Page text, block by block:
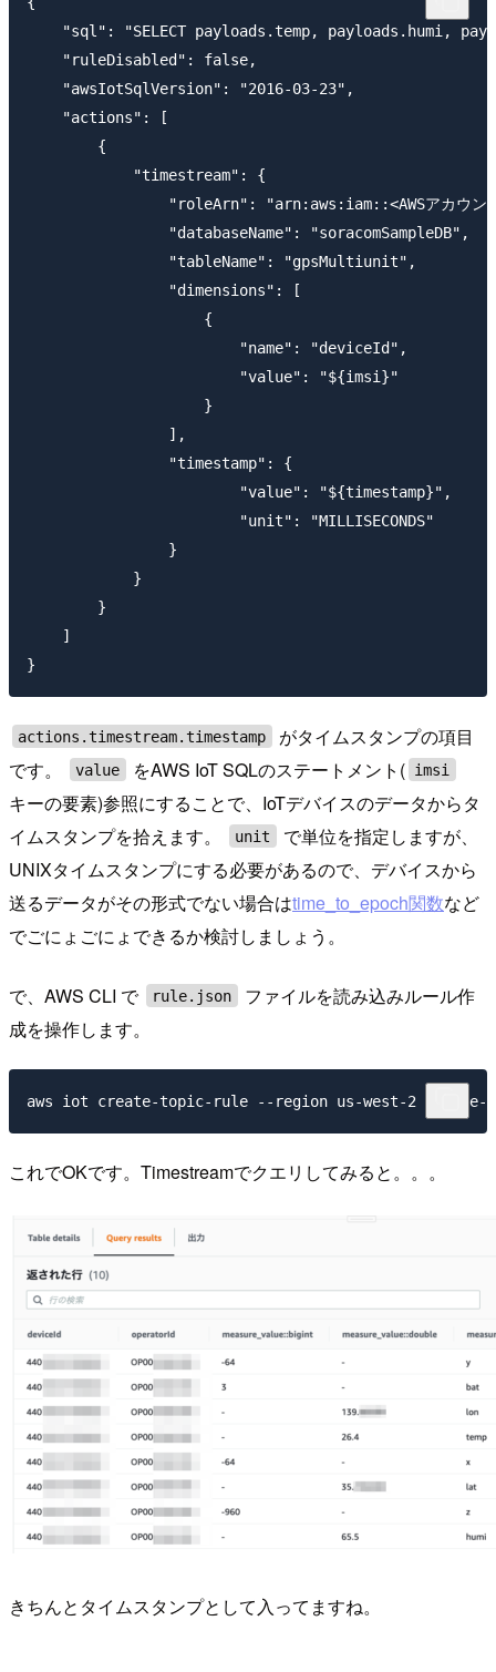
"sql": "SELECT payloads.temp, payloads.humi,
    "ruleDisabled": false,
    "awsIotSqlVersion": "2016-03-23",
    "actions": [
        {
            "timestream": {
"roleArn": "arn:aws:iam::<AWSアカウ
                "databaseName": "soracomSampleDB",
                "tableName": "gpsMultiunit",
                "dimensions": [
                    {
                        "name": "deviceId",
                        "value": "${imsi}"
                    }
                ],
                "timestamp": {
                }
            }
        }
    ]
actions.timestream.timestamp
がタイムスタンプの項目
です。
value をAWS IoT SQLのステートメント( imsi
キーの要素)参照にすることで、IoTデバイスのデータからタ
イムスタンプを拾えます。
unit
で単位を指定しますが、
UNIXタイムスタンプにする必要があるので、デバイスから
送るデータがその形式でない場合はtime_to_epoch関数など
でごにょごにょできるか検討しましょう。
で、AWS CLI で rule.json
ファイルを読み込みルール作
成を操作します。
これでOKです。Timestreamでクエリしてみると。。。
きちんとタイムスタンプとして入ってますね。